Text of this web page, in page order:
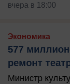
вчера в 18:00
Экономика
577
ремонт
Министр